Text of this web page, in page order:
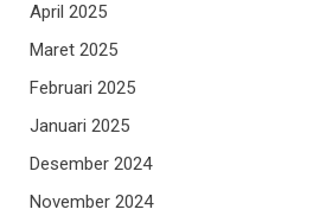
April 2025
Maret 2025
Februari 2025
Januari 2025
Desember 2024
November 2024